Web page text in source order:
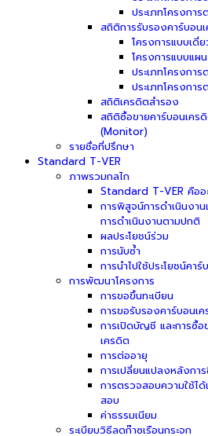
ประเภทโครงกา
สถิติการรับรองคาร์บอน
โครงการแบบเดี่
โครงการแบบแผ
ประเภทโครงกา
ประเภทโครงกา
สถิติเครดิตสำรอง
สถิติซื้อขายคาร์บอนเคร
(Monitor)
รายชื่อที่ปรึกษา
Standard T-VER
ภาพรวมกลไก
Standard T-VER คืออ
การพิสูจน์การดำเนินงาน
การดำเนินงานตามปกติ
ผลประโยชน์ร่วม
การนับซ้ำ
การนำไปใช้ประโยชน์คา
การพัฒนาโครงการ
การขอขึ้นทะเบียน
การขอรับรองคาร์บอนเ
การเปิดบัญชี และการซื้อ
เครดิต
การต่ออายุ
การเปลี่ยนแปลงหลังการ
การตรวจสอบความใช้ได้
สอบ
ค่าธรรมเนียม
ระเบียบวิธีลดก๊าซเรือนกระจก